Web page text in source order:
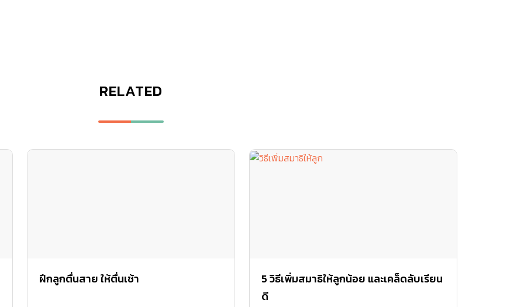
RELATED
ฝึกลูกตื่นสาย ให้ตื่นเช้า
5 วิธีเพิ่มสมาธิให้ลูกน้อย และเคล็ดลับเรียน
ดี